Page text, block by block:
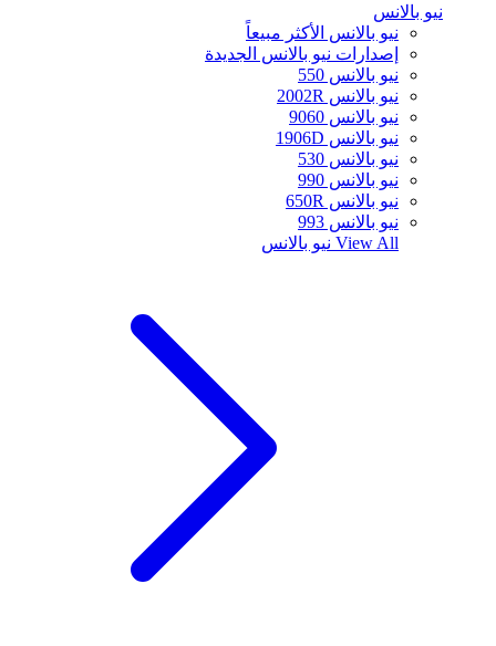
نيو بالانس
نيو بالانس الأكثر مبيعاً
إصدارات نيو بالانس الجديدة
نيو بالانس 550
نيو بالانس 2002R
نيو بالانس 9060
نيو بالانس 1906D
نيو بالانس 530
نيو بالانس 990
نيو بالانس 650R
نيو بالانس 993
View All نيو بالانس